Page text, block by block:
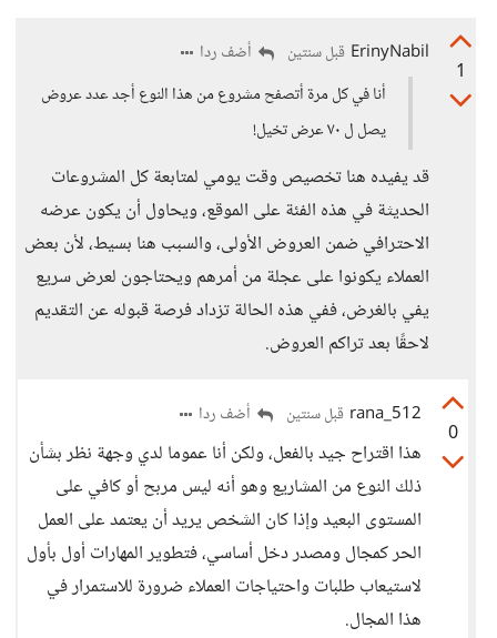
1
ErinyNabil قبل سنتين
أضف ردا
أنا في كل مرة أتصفح مشروع من هذا النوع أجد عدد عروض
يصل ل ٧٠ عرض تخيل!
قد يفيده هنا تخصيص وقت يومي لمتابعة كل المشروعات
الحديثة في هذه الفئة على الموقع، ويحاول أن يكون عرضه
الاحترافي ضمن العروض الأولى، والسبب هنا بسيط، لأن بعض
العملاء يكونوا على عجلة من أمرهم ويحتاجون لعرض سريع
يفي بالغرض، ففي هذه الحالة تزداد فرصة قبوله عن التقديم
لاحقًا بعد تراكم العروض.
0
rana_512 قبل سنتين أضف ردا
هذا اقتراح جيد بالفعل، ولكن أنا عموما لدي وجهة نظر بشأن
ذلك النوع من المشاريع وهو أنه ليس مربح أو كافي على
المستوى البعيد وإذا كان الشخص يريد أن يعتمد على العمل
الحر كمجال ومصدر دخل أساسي، فتطوير المهارات أول بأول
لاستيعاب طلبات واحتياجات العملاء ضرورة للاستمرار في
هذا المجال.